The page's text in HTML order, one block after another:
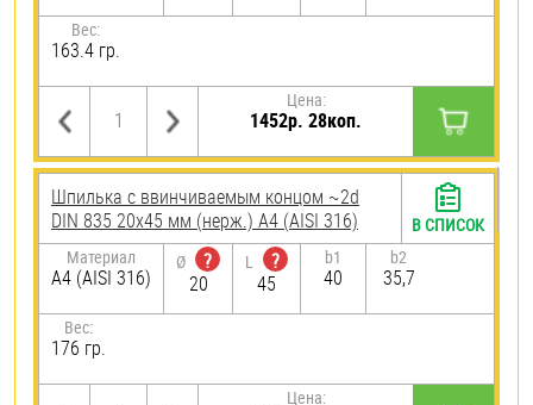
Вес:
163.4 гр.
Цена:
1452р. 28коп.
Шпилька c ввинчиваемым концом ~2d
DIN 835 20х45 мм (нерж.) A4 (AISI 316)
Материал
A4 (AISI 316)
Ø
?
20
L
?
45
b1
40
b2
35,7
Вес:
176 гр.
Цена:
В СПИСОК